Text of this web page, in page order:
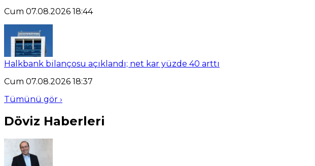
Cum 07.08.2026 18:44
Halkbank bilançosu açıklandı; net kar yüzde 40 arttı
Cum 07.08.2026 18:37
Tümünü gör ›
Döviz Haberleri